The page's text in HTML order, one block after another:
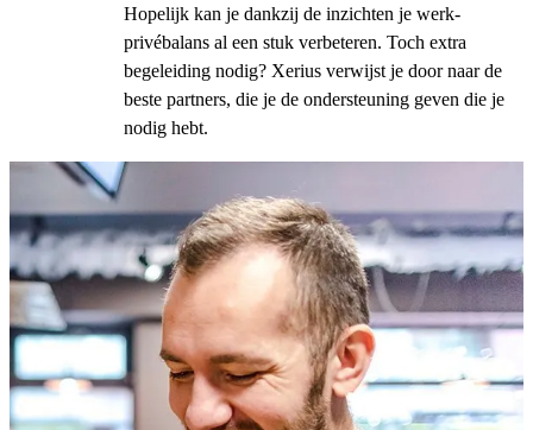
Hopelijk kan je dankzij de inzichten je werk-
privébalans al een stuk verbeteren. Toch extra
begeleiding nodig? Xerius verwijst je door naar de
beste partners, die je de ondersteuning geven die je
nodig hebt.